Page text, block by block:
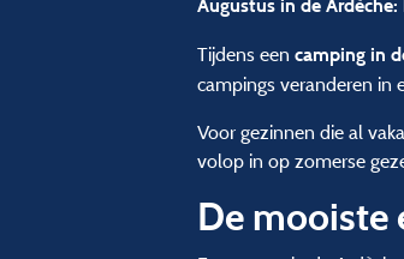
Augustus in de
Tijdens een camping in
campings veranderen in
Voor gezinnen die al
volop in op zomerse
De mooiste